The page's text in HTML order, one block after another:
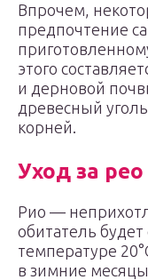
Впрочем,
предпочтение
этого
и дерновой
древесный
корней.
Уход за рео
Рио —
обитатель
температуре
в зимние